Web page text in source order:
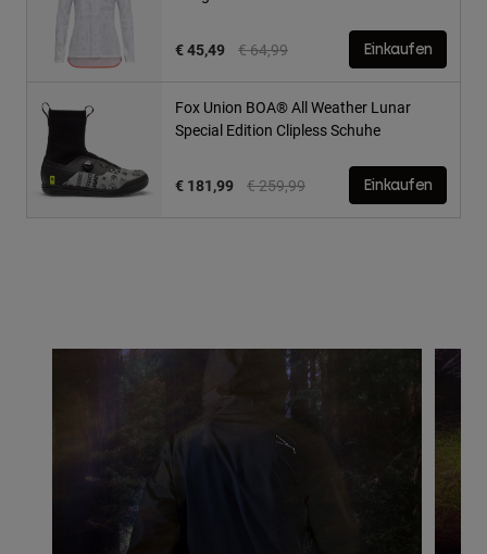
Price reduced from
€ 64,99to
€ 45,49 Einkaufen
Fox Union BOA® All Weather Lunar
Special Edition Clipless Schuhe
Price reduced from
€ 259,99to
€ 181,99 Einkaufen